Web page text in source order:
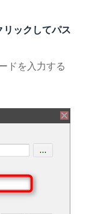
リックしてパス
ドを入力する